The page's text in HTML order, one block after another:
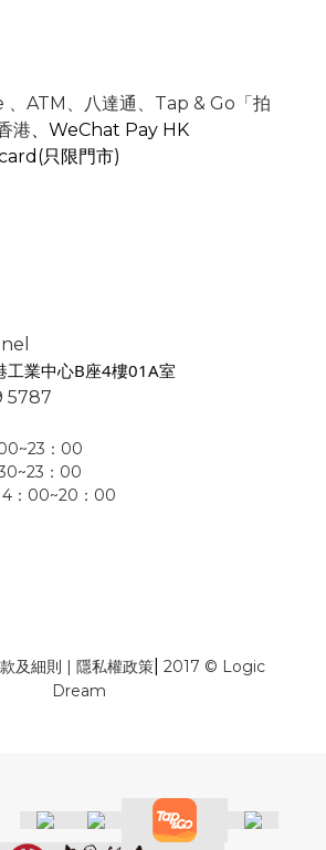
、 ATM 、
八達通、Tap & Go「拍
港、 WeChat Pay HK
只限門市)
工業中心B座4樓01A室
5787
：00
：00
：00~20：00
及細則 | 隱私權政策| 2017 © Logic
Dream